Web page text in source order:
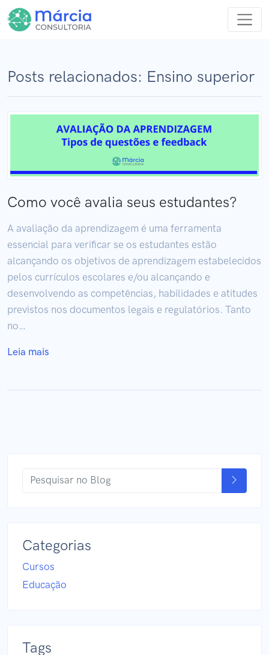
Posts relacionados: Ensino superior
Como você avalia seus estudantes?
A avaliação da aprendizagem é uma ferramenta
essencial para verificar se os estudantes estão
alcançando os objetivos de aprendizagem estabelecidos
pelos currículos escolares e/ou alcançando e
desenvolvendo as competências, habilidades e atitudes
previstos nos documentos legais e regulatórios. Tanto
no…
Leia mais
Categorias
Cursos
Educação
Tags